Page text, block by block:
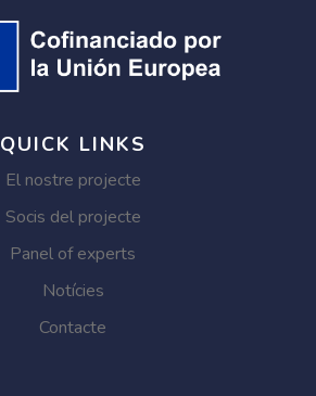
QUICK LINKS
El nostre projecte
Socis del projecte
Panel of experts
Notícies
Contacte